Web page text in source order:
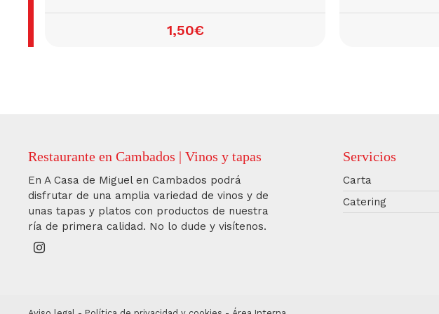
1,50€
Restaurante en Cambados | Vinos y tapas
En A Casa de Miguel en Cambados podrá
disfrutar de una amplia variedad de vinos y de
unas tapas y platos con productos de nuestra
ría de primera calidad. No lo dude y visítenos.
Servicios
Carta
Catering